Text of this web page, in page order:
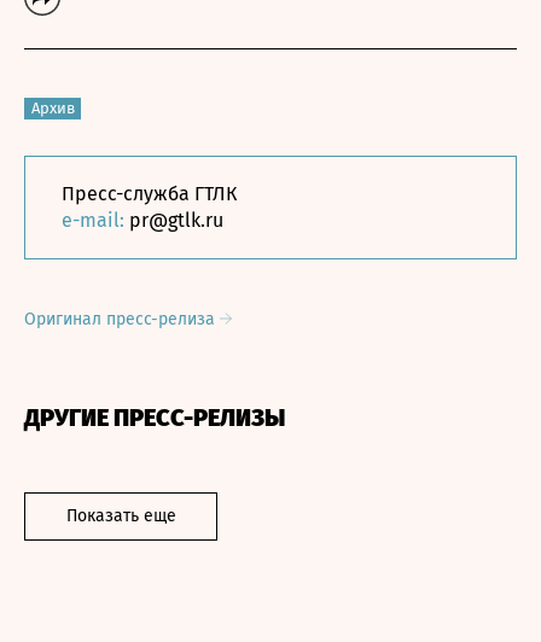
Архив
Пресс-служба ГТЛК
e-mail: pr@gtlk.ru
Оригинал пресс-релиза
ДРУГИЕ ПРЕСС-РЕЛИЗЫ
Показать еще